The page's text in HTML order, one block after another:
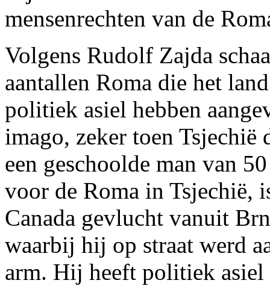
mensenrechten van de
Volgens Rudolf Zajda
aantallen Roma die het
politiek asiel hebben
imago, zeker toen
een geschoolde man van
voor de Roma in Tsjechië,
Canada gevlucht vanuit
waarbij hij op straat werd
arm. Hij heeft politiek asiel